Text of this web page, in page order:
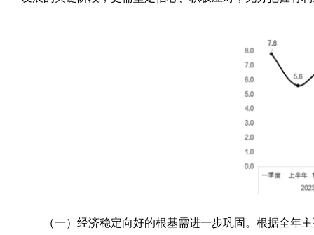
（一）经济稳定向好的根基需进一步巩固。根据全年